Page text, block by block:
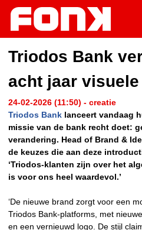
Triodos Bank
acht jaar
24-02-2026 (11:50) - creatie
Triodos Bank lanceert vandaag
missie van de bank recht doet:
verandering. Head of Brand &
de keuzes die aan deze
‘Triodos-klanten zijn over het
is voor ons heel waardevol.’
‘De nieuwe brand zorgt voor een
Triodos Bank-platforms, met
en een vernieuwd logo. De stijl